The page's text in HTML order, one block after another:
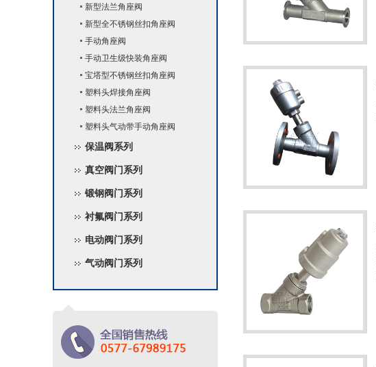
新型法兰角座阀
新型全不锈钢丝扣角座阀
手动角座阀
手动卫生级快装角座阀
宝塔型不锈钢丝扣角座阀
塑料头焊接角座阀
塑料头法兰角座阀
塑料头气动带手动角座阀
保温阀系列
真空阀门系列
锻钢阀门系列
衬氟阀门系列
电动阀门系列
气动阀门系列